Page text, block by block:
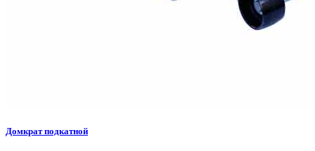
Домкрат подкатной